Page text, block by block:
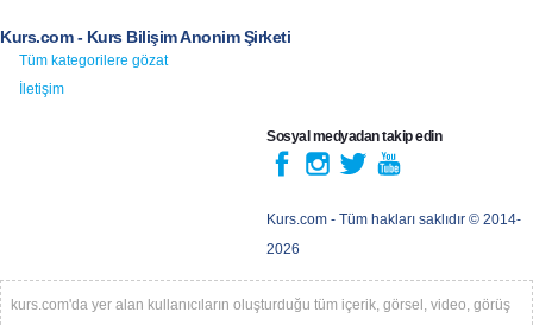
Kurs.com - Kurs Bilişim Anonim Şirketi
Tüm kategorilere gözat
İletişim
Sosyal medyadan takip edin
Kurs.com - Tüm hakları saklıdır © 2014-
2026
kurs.com'da yer alan kullanıcıların oluşturduğu tüm içerik, görsel, video, görüş